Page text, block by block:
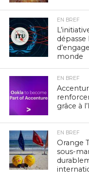
EN BREF
dépasse
monde
EN BREF
grâce à
EN BREF
Orange
sous-